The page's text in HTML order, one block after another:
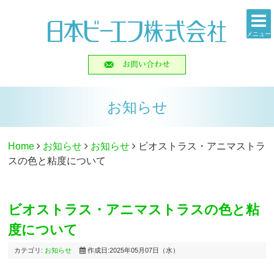
メニュー
お知らせ
Home お知らせ お知らせ
ビオストラス・アニマストラ
スの色と粘度について
ビオストラス・アニマストラスの色と粘
度について
カテゴリ: お知らせ 作成日:2025年05月07日（水）